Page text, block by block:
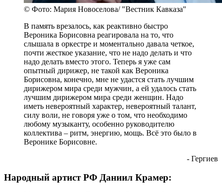
© Фото: Мария Новоселова/ "Вестник Кавказа"
В память врезалось, как реактивно быстро
Вероника Борисовна реагировала на то, что
слышала в оркестре и моментально давала четкое,
почти жесткое указание, что не надо делать и что
надо делать вместо этого. Теперь я уже сам
опытный дирижер, не такой как Вероника
Борисовна, конечно, мне не удастся стать лучшим
дирижером мира среди мужчин, а ей удалось стать
лучшим дирижером мира среди женщин. Надо
иметь невероятный характер, невероятный талант,
силу воли, не говоря уже о том, что необходимо
любому музыканту, особенно руководителю
коллектива – ритм, энергию, мощь. Всё это было в
Веронике Борисовне.
- Гергиев
Народный артист РФ Даниил Крамер: